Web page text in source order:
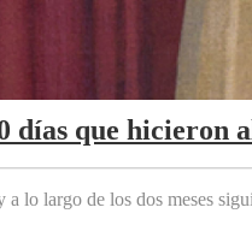
días que hicieron
a lo largo de los dos meses